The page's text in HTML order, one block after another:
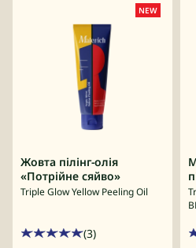
NEW
Жовта пілінг-олія
«Потрійне сяйво»
Triple Glow Yellow Peeling Oil
(3)